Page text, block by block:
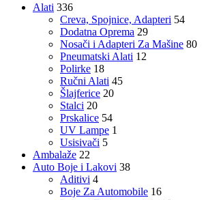
Alati 336
Creva, Spojnice, Adapteri 54
Dodatna Oprema 29
Nosači i Adapteri Za Mašine 80
Pneumatski Alati 12
Polirke 18
Ručni Alati 45
Šlajferice 20
Stalci 20
Prskalice 54
UV Lampe 1
Usisivači 5
Ambalaže 22
Auto Boje i Lakovi 38
Aditivi 4
Boje Za Automobile 16